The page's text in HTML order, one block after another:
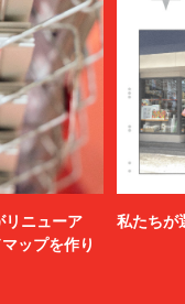
リニューア
ップを作り
私たちが